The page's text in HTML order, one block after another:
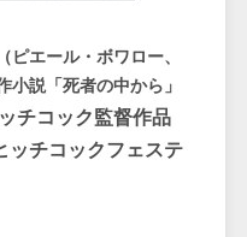
エール・ボワロー、
小説「死者の中から」
チコック監督作品
ッチコックフェステ